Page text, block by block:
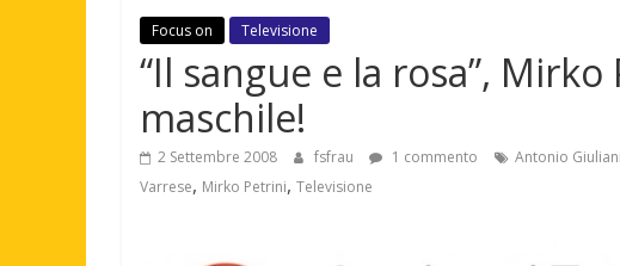
Motori,
gay
news
moda
maschile
Focus on Televisione
“Il sangue e la rosa”,
maschile!
2 Settembre 2008 fsfrau 1 commento Antonio Giuliani
Varrese, Mirko Petrini, Televisione